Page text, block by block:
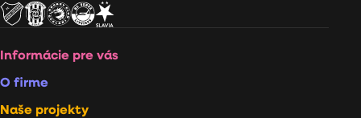
Informácie pre vás
O firme
Naše projekty